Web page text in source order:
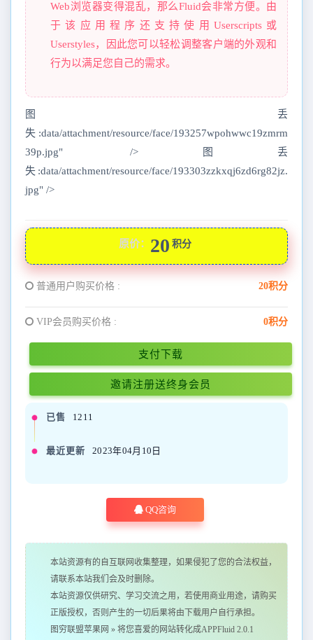
Web浏览器变得混乱，那么Fluid会非常方便。由
于该应用程序还支持使用Userscripts或
Userstyles，因此您可以轻松调整客户端的外观和
行为以满足您自己的需求。
图丢
失:data/attachment/resource/face/193257wpohwwc19zmrm
39p.jpg" />图丢
失:data/attachment/resource/face/193303zzkxqj6zd6rg82jz.
jpg" />
原价： 20 积分
普通用户购买价格 : 20积分
VIP会员购买价格 : 0积分
支付下载
邀请注册送终身会员
已售 1211
最近更新 2023年04月10日
QQ咨询
本站资源有的自互联网收集整理，如果侵犯了您的合法权益，
请联系本站我们会及时删除。
本站资源仅供研究、学习交流之用，若使用商业用途，请购买
正版授权，否则产生的一切后果将由下载用户自行承担。
图穷联盟苹果网 » 将您喜爱的网站转化成APPFluid 2.0.1